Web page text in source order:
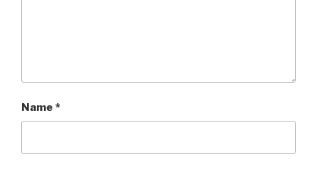
Name *